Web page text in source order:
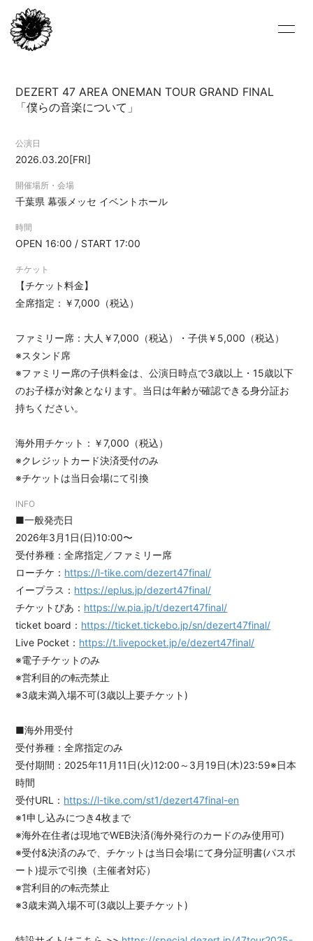
LIVE/EVENT
BIOGRAPHY
FC-BLOG
FC-PHOTO
STORE
ARCHIVE
CONTACT
会員登録
DEZERT 47 AREA ONEMAN TOUR GRAND FINAL
「僕らの音楽について」
公演日
2026.03.20[FRI]
開催場所・会場
千葉県幕張メッセ イベントホール
時間
OPEN 16:00 / START 17:00
チケット
【チケット料金】
全席指定：￥7,000（税込）
ファミリー席：大人￥7,000（税込）・子供￥5,000（税込）
※スタンド席
※ファミリー席の子供料金は、公演日時点で3歳以上・15歳以下
のお子様が対象となります。当日は年齢が確認できる身分証お
持ちください。
海外用チケット：￥7,000（税込）
※クレジットカード決済受付のみ
※チケットは当日会場にて引換
INFO
■一般発売日
2026年3月1日(日)10:00〜
受付券種：全席指定／ファミリー席
ローチケ： https://l-tike.com/dezert47final/
イープラス： https://eplus.jp/dezert47final/
チケットぴあ： https://w.pia.jp/t/dezert47final/
ticket board： https://ticket.tickebo.jp/sn/dezert47final/
Live Pocket： https://t.livepocket.jp/e/dezert47final/
※電子チケットのみ
※営利目的の転売禁止
※3歳未満入場不可(3歳以上要チケット)
■海外用受付
受付券種：全席指定のみ
受付期間：2025年11月11日(火)12:00～3月19日(木)23:59※日本
時間
受付URL： https://l-tike.com/st1/dezert47final-en
※1申し込みにつき4枚まで
※海外在住者は現地でWEB決済(海外発行のカードのみ使用可)
※受付&決済のみで、チケットは当日会場にて身分証明書(パスポ
ート)提示で引換（主催者対応）
※営利目的の転売禁止
※3歳未満入場不可(3歳以上要チケット)